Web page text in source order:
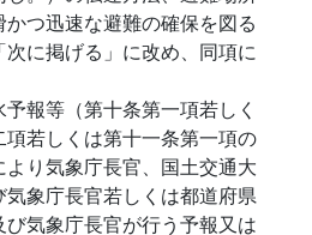
つ迅速な避難の確保を図る
に掲げる」に改め、同項に
予報等（第十条第一項若しく
項若しくは第十一条第一項の
より気象庁長官、国土交通大
気象庁長官若しくは都道府県
び気象庁長官が行う予報又は